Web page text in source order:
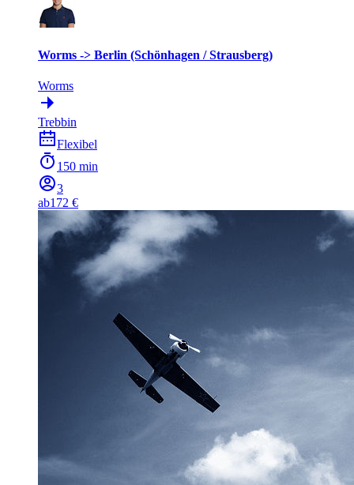
Worms -> Berlin (Schönhagen / Strausberg)
Worms
Trebbin
Flexibel
150 min
3
ab172 €